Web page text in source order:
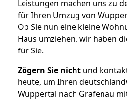
Leistungen machen uns zu
für Ihren Umzug von
Ob Sie nun eine kleine
Haus umziehen, wir haben
für Sie.
Zögern Sie nicht und
heute, um Ihren
Wuppertal nach Grafenau